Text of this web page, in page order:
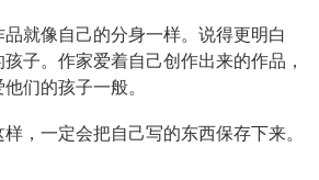
就像自己的分身一样。说得更明白
子。作家爱着自己创作出来的作品，
们的孩子一般。
，一定会把自己写的东西保存下来。